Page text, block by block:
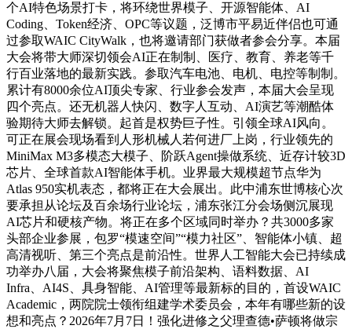
个AI特色场景打卡，将环绕世界模子、开源智能体、AI
Coding、Token经济、OPC等议题，泛博市平易近伴侣也可通
过参取WAIC CityWalk，也将邀请部门获做者参会分享。本届
大会将带大师深切领会AI正在制制、医疗、教育、养老等千
行百业落地的最新实践。参取汽车电池、电机、电控等制制。
累计有8000余位AI顶尖专家、行业参会发声，本届大会呈现
四个亮点。还无机器人快闪、数字人互动、AI演艺等潮酷体
验期待大师去解锁。起首是权势巨子性。引领全球AI风向。
可正在展会现场看到人形机械人若何进厂上岗，行业领先的
MiniMax M3多模态大模子、阶跃Agent操做系统、近存计较3D
芯片、全球首款AI智能体手机。业界最大规模超节点华为
Atlas 950实机表态，都将正在大会展出。此中浦东世博核心次
要承担从论坛及百余场行业论坛，浦东张江分会场侧沉展现
AI芯片和硬核产物。将正在多个区域同时举办？共3000多家
头部企业参展，包罗“模速空间”“模力社区”、智能体小镇、超
高清视听、第三个亮点是前沿性。世界人工智能大会已持续成
功举办八届，大会将聚焦模子前沿架构、语料数据、AI
Infra、AI4S、具身智能、AI管理等最新标的目的，首设WAIC
Academic，两院院士领衔组建学术委员会，本年有哪些新的设
想和亮点？2026年7月7日！强化进修之父理查德•萨顿将做宗